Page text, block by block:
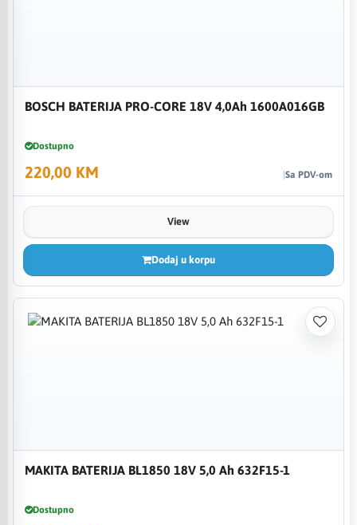
BOSCH BATERIJA PRO-CORE 18V 4,0Ah 1600A016GB
Dostupno
220,00 KM Sa PDV-om
View
Dodaj u korpu
MAKITA BATERIJA BL1850 18V 5,0 Ah 632F15-1
Dostupno